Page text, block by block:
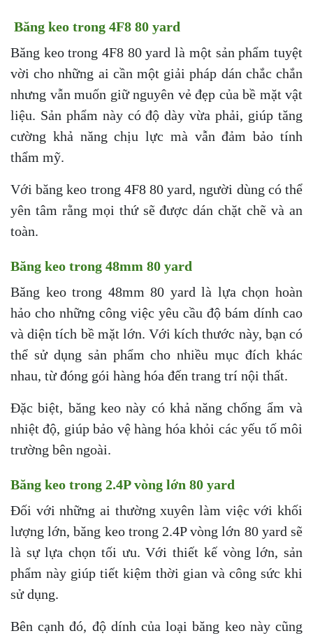
Băng keo trong 4F8 80 yard
Băng keo trong 4F8 80 yard là một sản phẩm tuyệt
vời cho những ai cần một giải pháp dán chắc chắn
nhưng vẫn muốn giữ nguyên vẻ đẹp của bề mặt vật
liệu. Sản phẩm này có độ dày vừa phải, giúp tăng
cường khả năng chịu lực mà vẫn đảm bảo tính
thẩm mỹ.
Với băng keo trong 4F8 80 yard, người dùng có thể
yên tâm rằng mọi thứ sẽ được dán chặt chẽ và an
toàn.
Băng keo trong 48mm 80 yard
Băng keo trong 48mm 80 yard là lựa chọn hoàn
hảo cho những công việc yêu cầu độ bám dính cao
và diện tích bề mặt lớn. Với kích thước này, bạn có
thể sử dụng sản phẩm cho nhiều mục đích khác
nhau, từ đóng gói hàng hóa đến trang trí nội thất.
Đặc biệt, băng keo này có khả năng chống ẩm và
nhiệt độ, giúp bảo vệ hàng hóa khỏi các yếu tố môi
trường bên ngoài.
Băng keo trong 2.4P vòng lớn 80 yard
Đối với những ai thường xuyên làm việc với khối
lượng lớn, băng keo trong 2.4P vòng lớn 80 yard sẽ
là sự lựa chọn tối ưu. Với thiết kế vòng lớn, sản
phẩm này giúp tiết kiệm thời gian và công sức khi
sử dụng.
Bên cạnh đó, độ dính của loại băng keo này cũng